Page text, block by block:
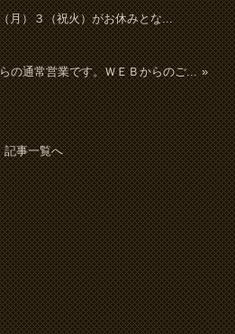
月）３（祝火）がお休みとな...
の通常営業です。ＷＥＢからのご...
記事一覧へ